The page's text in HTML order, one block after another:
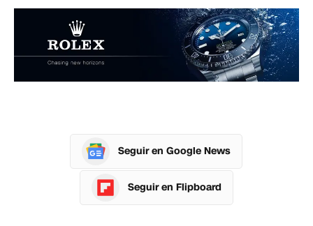
Seguir en Google News
Seguir en Flipboard